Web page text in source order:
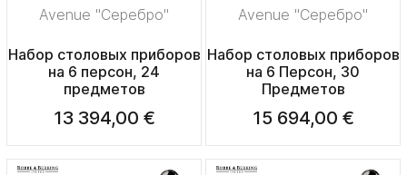
Avenue "Серебро"
Набор столовых приборов
на 6 персон, 24
предметов
13 394,00 €
Avenue "Серебро"
Набор столовых приборов
на 6 Персон, 30
Предметов
15 694,00 €